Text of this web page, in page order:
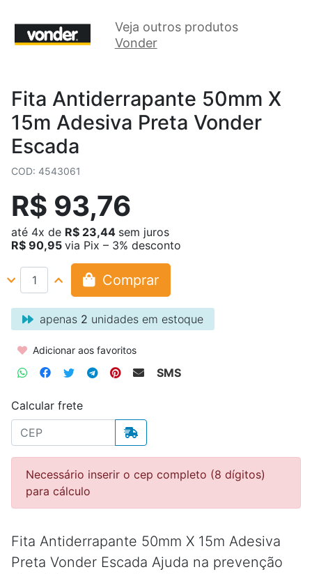
Veja outros produtos
Vonder
Fita Antiderrapante 50mm X
15m Adesiva Preta Vonder
Escada
COD: 4543061
R$ 93,76
até 4x de R$ 23,44 sem juros
R$ 90,95 via Pix – 3% desconto
Comprar
apenas 2 unidades em estoque
Adicionar aos favoritos
SMS
Calcular frete
Necessário inserir o cep completo (8 dígitos)
para cálculo
Fita Antiderrapante 50mm X 15m Adesiva
Preta Vonder Escada Ajuda na prevenção